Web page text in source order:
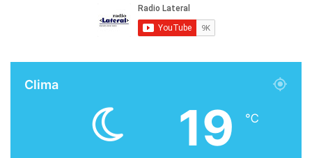
Clima
19 ℃